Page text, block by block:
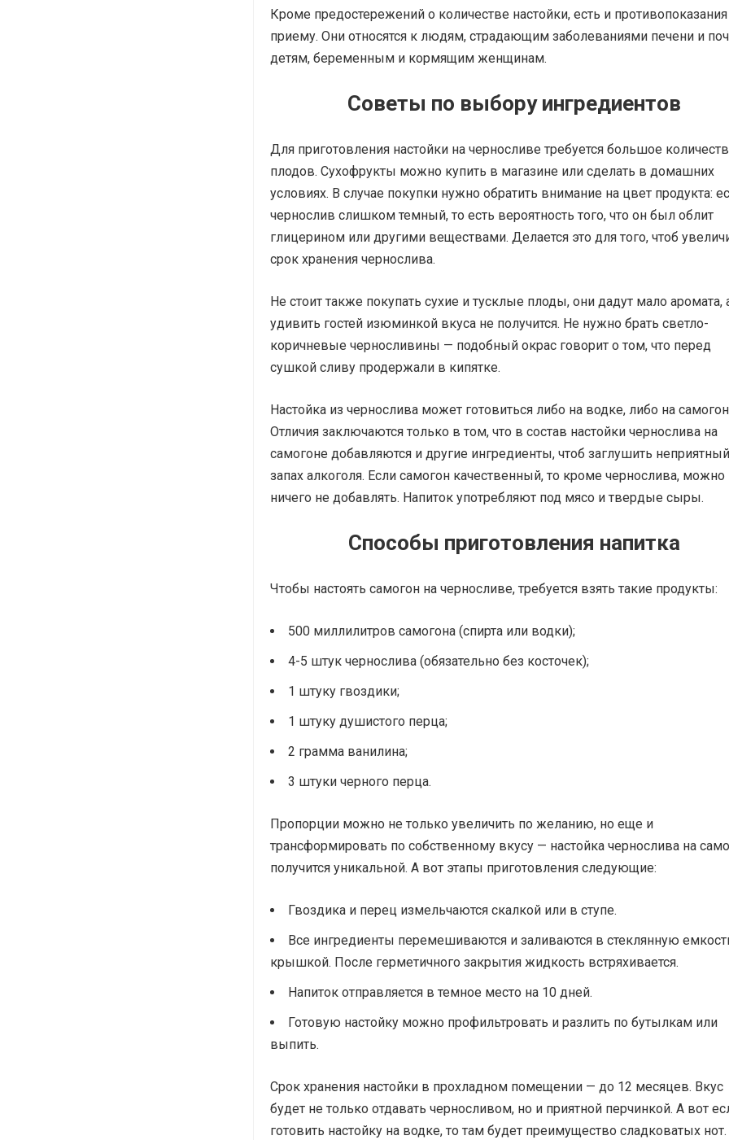
Кроме предостережений о количестве настойки, есть и
приему. Они относятся к людям, страдающим заболеваниями печени и
детям, беременным и кормящим женщинам.
Советы по выбору ингредиентов
Для приготовления настойки на черносливе требуется большое
плодов. Сухофрукты можно купить в магазине или сделать в домашних
условиях. В случае покупки нужно обратить внимание на цвет продукта:
чернослив слишком темный, то есть вероятность того, что он был облит
глицерином или другими веществами. Делается это для того, чтоб
срок хранения чернослива.
Не стоит также покупать сухие и тусклые плоды, они дадут мало аромата,
удивить гостей изюминкой вкуса не получится. Не нужно брать светло-
коричневые черносливины — подобный окрас говорит о том, что перед
сушкой сливу продержали в кипятке.
Настойка из чернослива может готовиться либо на водке, либо на
Отличия заключаются только в том, что в состав настойки чернослива на
самогоне добавляются и другие ингредиенты, чтоб заглушить неприятный
запах алкоголя. Если самогон качественный, то кроме чернослива, можно
ничего не добавлять. Напиток употребляют под мясо и твердые сыры.
Способы приготовления напитка
Чтобы настоять самогон на черносливе, требуется взять такие продукты:
500 миллилитров самогона (спирта или водки);
4-5 штук чернослива (обязательно без косточек);
1 штуку гвоздики;
1 штуку душистого перца;
2 грамма ванилина;
3 штуки черного перца.
Пропорции можно не только увеличить по желанию, но еще и
трансформировать по собственному вкусу — настойка чернослива на
получится уникальной. А вот этапы приготовления следующие:
Гвоздика и перец измельчаются скалкой или в ступе.
Все ингредиенты перемешиваются и заливаются в стеклянную
крышкой. После герметичного закрытия жидкость встряхивается.
Напиток отправляется в темное место на 10 дней.
Готовую настойку можно профильтровать и разлить по бутылкам или
выпить.
Срок хранения настойки в прохладном помещении — до 12 месяцев. Вкус
будет не только отдавать черносливом, но и приятной перчинкой. А вот
готовить настойку на водке, то там будет преимущество сладковатых